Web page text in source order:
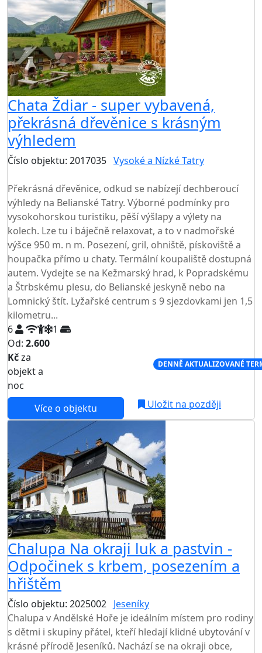
Chata Ždiar - super vybavená,
překrásná dřevěnice s krásným
výhledem
Číslo objektu: 2017035 Vysoké a Nízké Tatry
Překrásná dřevěnice, odkud se nabízejí dechberoucí
výhledy na Belianské Tatry. Výborné podmínky pro
vysokohorskou turistiku, pěší výšlapy a výlety na
kolech. Lze tu i báječně relaxovat, a to v nadmořské
výšce 950 m. n m. Posezení, gril, ohniště, pískoviště a
houpačka přímo u chaty. Termální koupaliště dostupná
autem. Vydejte se na Kežmarský hrad, k Popradskému
a Štrbskému plesu, do Belianské jeskyně nebo na
Lomnický štít. Lyžařské centrum s 9 sjezdovkami jen 1,5
kilometru...
6
1
Od: 2.600
Kčza
objekt a
noc
DENNĚ AKTUALIZOVANÉ
Více o objektu Uložit na později
Chalupa Na okraji luk a pastvin -
Odpočinek s krbem, posezením a
hřištěm
Číslo objektu: 2025002 Jeseníky
Chalupa v Andělské Hoře je ideálním místem pro rodiny
s dětmi i skupiny přátel, kteří hledají klidné ubytování v
krásné přírodě Jeseníků. Nachází se na okraji obce,